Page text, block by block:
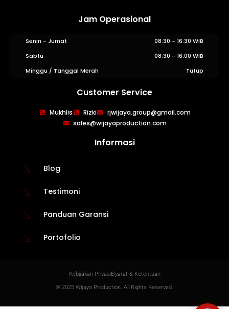
WIJAYA PRODUCTION
Jam Operasional
Senin - Jumat
08:30 - 16:30 WIB
Sabtu
08:30 - 16:00 WIB
Minggu / Tanggal Merah
Tutup
Customer Service
Mukhlis Rizki
rjwijaya.group@gmail.com
sales@wijayaproduction.com
Informasi
Blog
Testimoni
Panduan Garansi
Portofolio
Kebijakan PrivasiSyarat & Ketentuan
© 2025 Wijaya Production. All Rights Reserved.